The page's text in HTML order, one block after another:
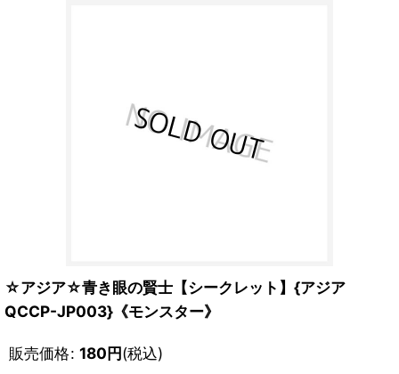
☆アジア☆青き眼の賢士【シークレット】{アジア
QCCP-JP003}《モンスター》
販売価格: 180円(税込)